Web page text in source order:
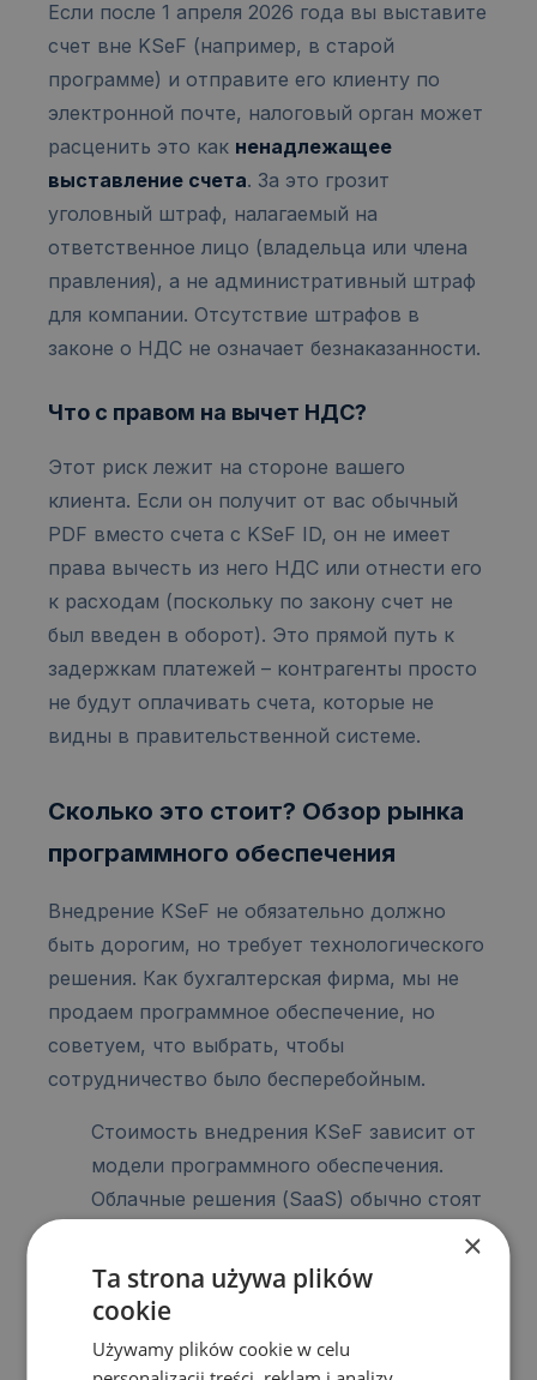
Если после 1 апреля 2026 года вы выставите
счет вне KSeF (например, в старой
программе) и отправите его клиенту по
электронной почте, налоговый орган может
расценить это как ненадлежащее
выставление счета. За это грозит
уголовный штраф, налагаемый на
ответственное лицо (владельца или члена
правления), а не административный штраф
для компании. Отсутствие штрафов в
законе о НДС не означает безнаказанности.
Что с правом на вычет НДС?
Этот риск лежит на стороне вашего
клиента. Если он получит от вас обычный
PDF вместо счета с KSeF ID, он не имеет
права вычесть из него НДС или отнести его
к расходам (поскольку по закону счет не
был введен в оборот). Это прямой путь к
задержкам платежей – контрагенты просто
не будут оплачивать счета, которые не
видны в правительственной системе.
Сколько это стоит? Обзор рынка
программного обеспечения
Внедрение KSeF не обязательно должно
быть дорогим, но требует технологического
решения. Как бухгалтерская фирма, мы не
продаем программное обеспечение, но
советуем, что выбрать, чтобы
сотрудничество было бесперебойным.
Стоимость внедрения KSeF зависит от
модели программного обеспечения.
Облачные решения (SaaS) обычно стоят
Стационарные системы (ERP) часто
требуют однократной покупки
злотых и выше) и оплаты ежегодного
×
Ta strona używa plików
cookie
Używamy plików cookie w celu